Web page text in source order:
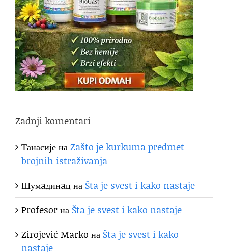
Zadnji komentari
ТанасијенаZašto je kurkuma predmet
brojnih istraživanja
Шумaдинaцна Šta je svest i kako nastaje
Profesorна Šta je svest i kako nastaje
Zirojević Marko на Šta je svest i kako
nastaje